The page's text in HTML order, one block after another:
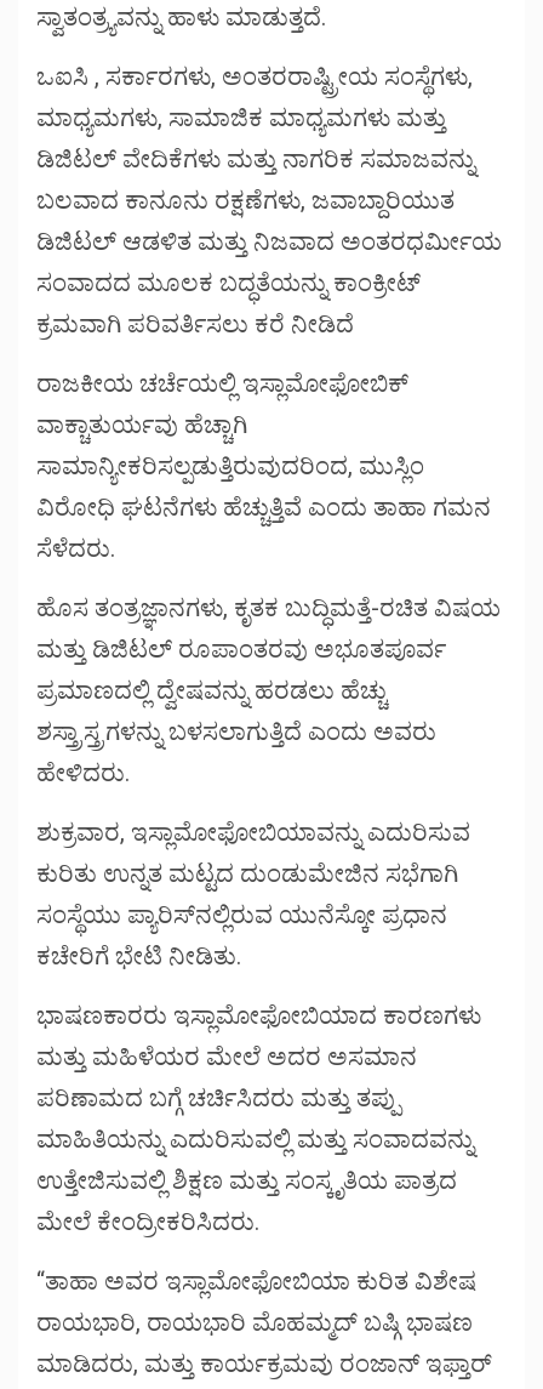
ಸ್ವಾತಂತ್ರ್ಯವನ್ನು ಹಾಳು ಮಾಡುತ್ತದೆ.
ಒಐಸಿ , ಸರ್ಕಾರಗಳು, ಅಂತರರಾಷ್ಟ್ರೀಯ ಸಂಸ್ಥೆಗಳು,
ಮಾಧ್ಯಮಗಳು, ಸಾಮಾಜಿಕ ಮಾಧ್ಯಮಗಳು ಮತ್ತು
ಡಿಜಿಟಲ್ ವೇದಿಕೆಗಳು ಮತ್ತು ನಾಗರಿಕ ಸಮಾಜವನ್ನು
ಬಲವಾದ ಕಾನೂನು ರಕ್ಷಣೆಗಳು, ಜವಾಬ್ದಾರಿಯುತ
ಡಿಜಿಟಲ್ ಆಡಳಿತ ಮತ್ತು ನಿಜವಾದ ಅಂತರಧರ್ಮೀಯ
ಸಂವಾದದ ಮೂಲಕ ಬದ್ಧತೆಯನ್ನು ಕಾಂಕ್ರೀಟ್
ಕ್ರಮವಾಗಿ ಪರಿವರ್ತಿಸಲು ಕರೆ ನೀಡಿದೆ
ರಾಜಕೀಯ ಚರ್ಚೆಯಲ್ಲಿ ಇಸ್ಲಾಮೋಫೋಬಿಕ್
ವಾಕ್ಚಾತುರ್ಯವು ಹೆಚ್ಚಾಗಿ
ಸಾಮಾನ್ಯೀಕರಿಸಲ್ಪಡುತ್ತಿರುವುದರಿಂದ, ಮುಸ್ಲಿಂ
ವಿರೋಧಿ ಘಟನೆಗಳು ಹೆಚ್ಚುತ್ತಿವೆ ಎಂದು ತಾಹಾ ಗಮನ
ಸೆಳೆದರು.
ಹೊಸ ತಂತ್ರಜ್ಞಾನಗಳು, ಕೃತಕ ಬುದ್ಧಿಮತ್ತೆ-ರಚಿತ ವಿಷಯ
ಮತ್ತು ಡಿಜಿಟಲ್ ರೂಪಾಂತರವು ಅಭೂತಪೂರ್ವ
ಪ್ರಮಾಣದಲ್ಲಿ ದ್ವೇಷವನ್ನು ಹರಡಲು ಹೆಚ್ಚು
ಶಸ್ತ್ರಾಸ್ತ್ರಗಳನ್ನು ಬಳಸಲಾಗುತ್ತಿದೆ ಎಂದು ಅವರು
ಹೇಳಿದರು.
ಶುಕ್ರವಾರ, ಇಸ್ಲಾಮೋಫೋಬಿಯಾವನ್ನು ಎದುರಿಸುವ
ಕುರಿತು ಉನ್ನತ ಮಟ್ಟದ ದುಂಡುಮೇಜಿನ ಸಭೆಗಾಗಿ
ಸಂಸ್ಥೆಯು ಪ್ಯಾರಿಸ್‌ನಲ್ಲಿರುವ ಯುನೆಸ್ಕೋ ಪ್ರಧಾನ
ಕಚೇರಿಗೆ ಭೇಟಿ ನೀಡಿತು.
ಭಾಷಣಕಾರರು ಇಸ್ಲಾಮೋಫೋಬಿಯಾದ ಕಾರಣಗಳು
ಮತ್ತು ಮಹಿಳೆಯರ ಮೇಲೆ ಅದರ ಅಸಮಾನ
ಪರಿಣಾಮದ ಬಗ್ಗೆ ಚರ್ಚಿಸಿದರು ಮತ್ತು ತಪ್ಪು
ಮಾಹಿತಿಯನ್ನು ಎದುರಿಸುವಲ್ಲಿ ಮತ್ತು ಸಂವಾದವನ್ನು
ಉತ್ತೇಜಿಸುವಲ್ಲಿ ಶಿಕ್ಷಣ ಮತ್ತು ಸಂಸ್ಕೃತಿಯ ಪಾತ್ರದ
ಮೇಲೆ ಕೇಂದ್ರೀಕರಿಸಿದರು.
“ತಾಹಾ ಅವರ ಇಸ್ಲಾಮೋಫೋಬಿಯಾ ಕುರಿತ ವಿಶೇಷ
ರಾಯಭಾರಿ, ರಾಯಭಾರಿ ಮೊಹಮ್ಮದ್ ಬಷ್ಗಿ ಭಾಷಣ
ಮಾಡಿದರು, ಮತ್ತು ಕಾರ್ಯಕ್ರಮವು ರಂಜಾನ್ ಇಫ್ತಾರ್